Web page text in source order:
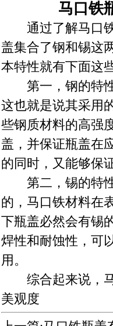
马口铁
通过了解马口
盖集合了钢和锡这
本特性就有下面这
第一，钢的特
这也就是说其采用
些钢质材料的高强
盖，并保证瓶盖在
的同时，又能够保
第二，锡的特性
的，马口铁材料在
下瓶盖必然会有锡
焊性和耐蚀性，可
用。
综合起来说，马
美观度